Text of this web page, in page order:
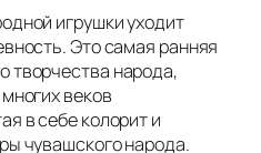
игрушки уходит
Это самая ранняя
творчества народа,
веков
в себе колорит и
чувашского народа.